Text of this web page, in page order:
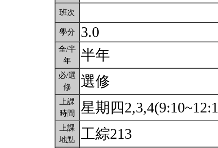
班次
學分 3.0
全/半
年
半年
必/選
修
選修
上課
時間
星期四
上課
地點
工綜213